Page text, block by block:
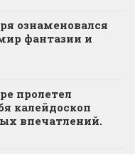
ознаменовался
фантазии и
пролетел
калейдоскоп
впечатлений.